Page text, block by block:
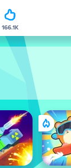
166.1K